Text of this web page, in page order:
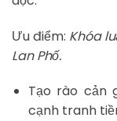
Ưu điểm: Khóa
Lan Phố.
Tạo rào cản
cạnh tranh